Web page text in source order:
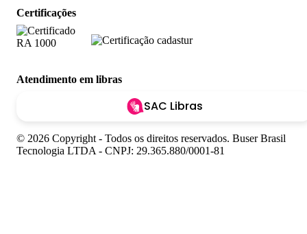
Certificações
Atendimento em libras
SAC Libras
© 2026 Copyright - Todos os direitos reservados. Buser Brasil
Tecnologia LTDA - CNPJ: 29.365.880/0001-81